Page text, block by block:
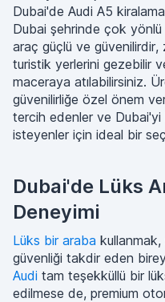
Dubai'de Audi A5
Dubai şehrinde çok
araç güçlü ve
turistik yerlerini gezebilir
maceraya atılabilirsiniz.
güvenilirliğe özel önem
tercih edenler ve Dubai'yi
isteyenler için ideal bir
Dubai'de Lüks
Deneyimi
Lüks bir araba kullanmak,
güvenliği takdir eden
Audi tam teşekküllü bir
edilmese de, premium